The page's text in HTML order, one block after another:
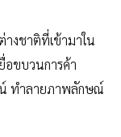
งชาติที่เข้ามาใน
ขบวนการค้า
ทำลายภาพลักษณ์